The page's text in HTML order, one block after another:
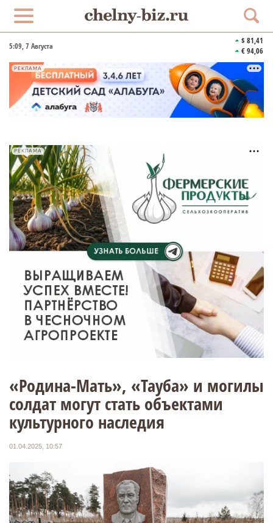
5:09, 7 Августа
$ 81,41
€ 94,06
РЕКЛАМА
РЕКЛАМА
«Родина-Мать», «Тауба» и могилы
солдат могут стать объектами
культурного наследия
01.04.2025, 10:57